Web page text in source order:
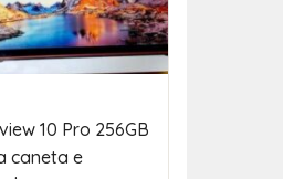
10 Pro 256GB
caneta e